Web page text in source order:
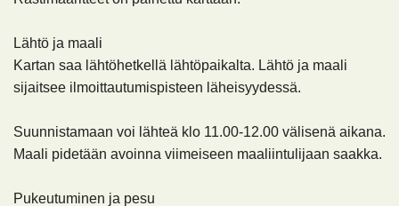
Lähtö ja maali
Kartan saa lähtöhetkellä lähtöpaikalta. Lähtö ja maali
sijaitsee ilmoittautumispisteen läheisyydessä.
Suunnistamaan voi lähteä klo 11.00-12.00 välisenä aikana.
Maali pidetään avoinna viimeiseen maaliintulijaan saakka.
Pukeutuminen ja pesu